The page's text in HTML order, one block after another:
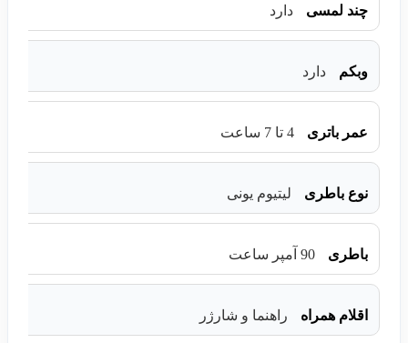
چند لمسی دارد
وبکم دارد
عمر باتری 4 تا 7 ساعت
نوع باطری لیتیوم یونی
باطری 90 آمپر ساعت
اقلام همراه راهنما و شارژر